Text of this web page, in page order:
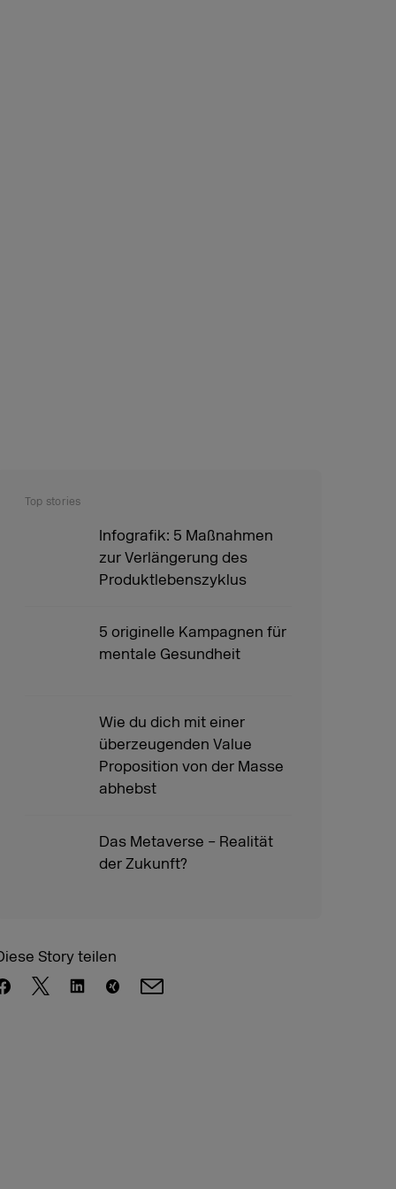
Top stories
Infografik: 5 Maßnahmen
zur Verlängerung des
Produktlebenszyklus
5 originelle Kampagnen für
mentale Gesundheit
Wie du dich mit einer
überzeugenden Value
Proposition von der Masse
abhebst
Das Metaverse – Realität
der Zukunft?
Story teilen